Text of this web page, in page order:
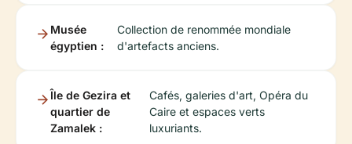
Musée
égyptien :
Collection de renommée mondiale
d'artefacts anciens.
Île de Gezira et
quartier de
Zamalek :
Cafés, galeries d'art, Opéra du
Caire et espaces verts
luxuriants.